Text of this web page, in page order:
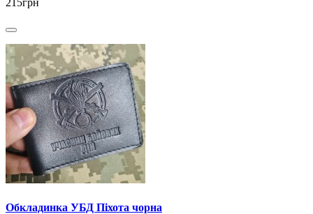
215грн
Обкладинка УБД Піхота чорна